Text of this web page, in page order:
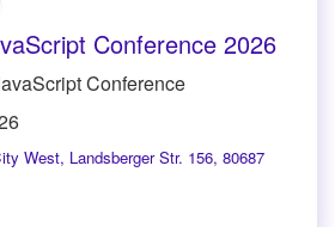
Conference 2026
Conference
West, Landsberger Str. 156, 80687